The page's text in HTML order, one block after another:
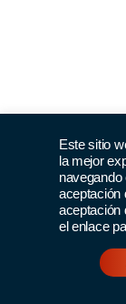
Este sitio
la mejor
aceptación
aceptación
el enlace